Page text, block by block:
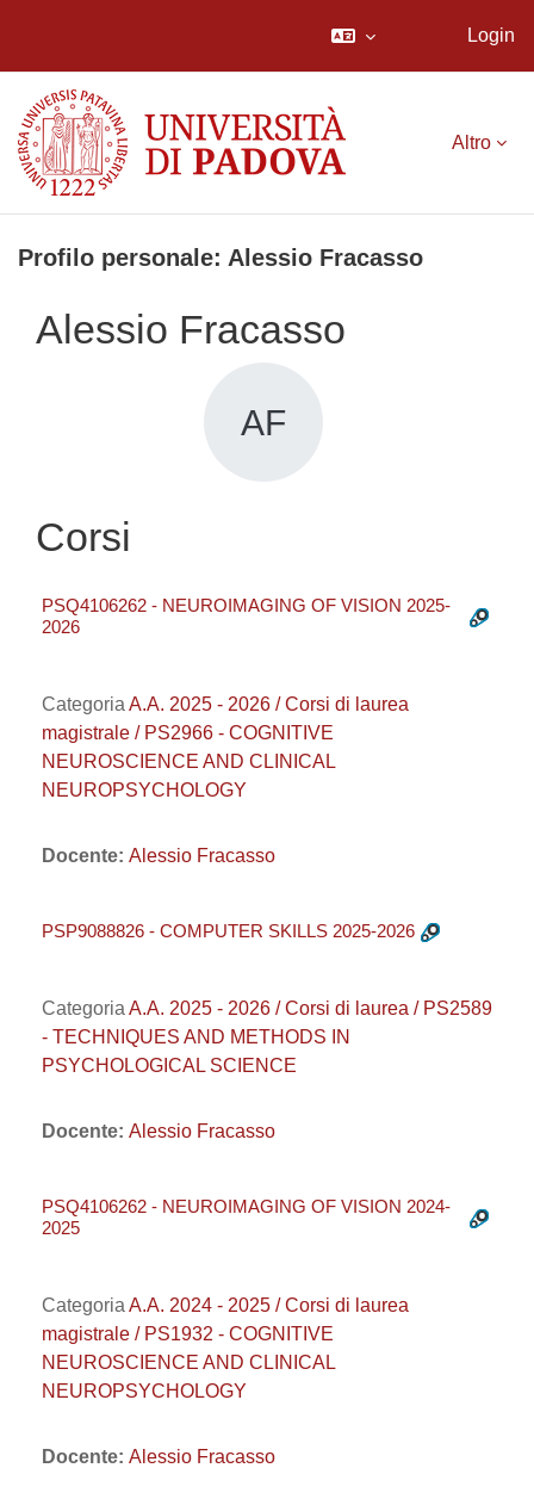
Login
Altro
Profilo personale: Alessio Fracasso
Alessio Fracasso
AF
Corsi
PSQ4106262 - NEUROIMAGING OF VISION 2025-
2026
Categoria A.A. 2025 - 2026 / Corsi di laurea
magistrale / PS2966 - COGNITIVE
NEUROSCIENCE AND CLINICAL
NEUROPSYCHOLOGY
Docente: Alessio Fracasso
PSP9088826 - COMPUTER SKILLS 2025-2026
Categoria A.A. 2025 - 2026 / Corsi di laurea / PS2589
- TECHNIQUES AND METHODS IN
PSYCHOLOGICAL SCIENCE
Docente: Alessio Fracasso
PSQ4106262 - NEUROIMAGING OF VISION 2024-
2025
Categoria A.A. 2024 - 2025 / Corsi di laurea
magistrale / PS1932 - COGNITIVE
NEUROSCIENCE AND CLINICAL
NEUROPSYCHOLOGY
Docente: Alessio Fracasso